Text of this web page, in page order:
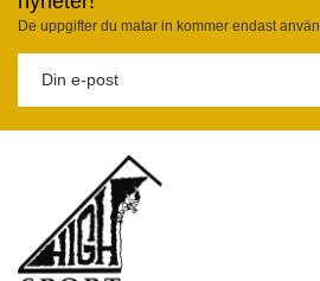
De uppgifter du matar in kommer endast